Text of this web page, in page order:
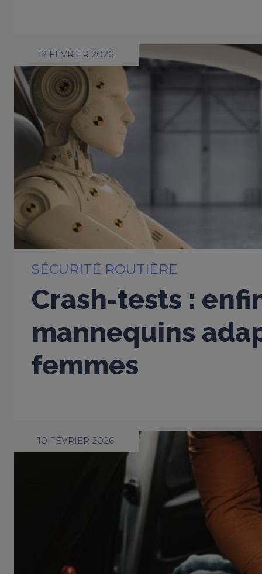
12 FÉVRIER 2026
SÉCURITÉ ROUTIÈRE
Crash-tests :
mannequins
femmes
10 FÉVRIER 2026